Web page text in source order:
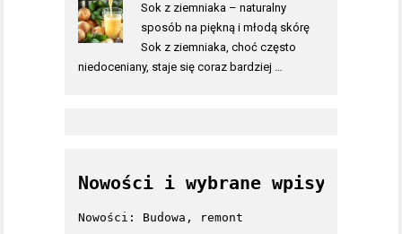
Sok z ziemniaka – naturalny
sposób na piękną i młodą skórę
Sok z ziemniaka, choć często
niedoceniany, staje się coraz bardziej …
Nowości i wybrane wpisy
Nowości: Budowa, remont